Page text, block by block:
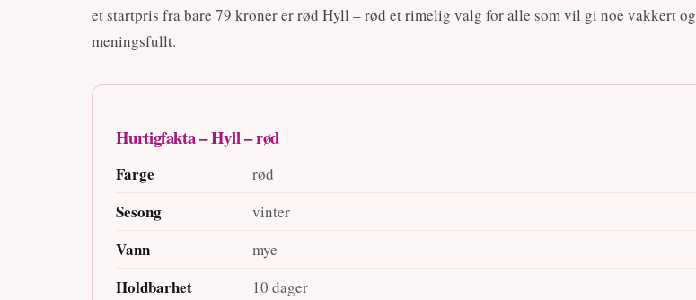
et startpris fra bare 79 kroner er rød Hyll – rød et rimelig valg for alle som vil gi noe vakkert og
meningsfullt.
Hurtigfakta – Hyll – rød
Farge rød
Sesong vinter
Vann mye
Holdbarhet 10 dager